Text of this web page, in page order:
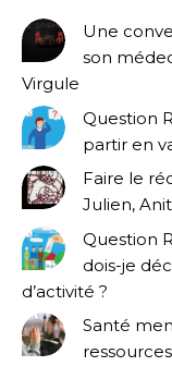
Une
son
Virgule
Question
partir en
Faire le
Julien,
Question
dois-je
d’activité ?
Santé